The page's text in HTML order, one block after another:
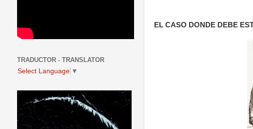
EL CASO DONDE DEBE
TRADUCTOR - TRANSLATOR
Select Language ▼